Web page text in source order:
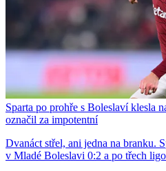
Sparta po prohře s Boleslaví klesla
označil za impotentní
Dvanáct střel, ani jedna na branku.
v Mladé Boleslavi 0:2 a po třech